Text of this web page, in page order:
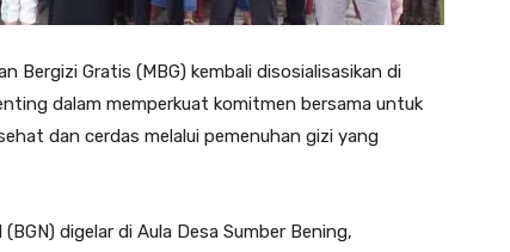
Bergizi Gratis (MBG) kembali disosialisasikan di
dalam memperkuat komitmen bersama untuk
dan cerdas melalui pemenuhan gizi yang
digelar di Aula Desa Sumber Bening,